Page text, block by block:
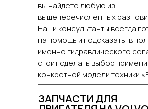
вы найдете любую из
вышеперечисленных
Наши консультанты всегда
на помощь и подсказать, в
именно гидравлического
стоит сделать выбор
конкретной модели техники
ЗАПЧАСТИ ДЛЯ